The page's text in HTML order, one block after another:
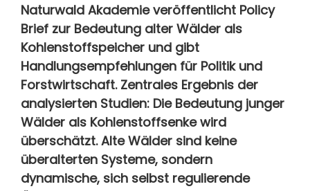
Naturwald Akademie veröffentlicht Policy
Brief zur Bedeutung alter Wälder als
Kohlenstoffspeicher und gibt
Handlungsempfehlungen für Politik und
Forstwirtschaft. Zentrales Ergebnis der
analysierten Studien: Die Bedeutung junger
Wälder als Kohlenstoffsenke wird
überschätzt. Alte Wälder sind keine
überalterten Systeme, sondern
dynamische, sich selbst regulierende